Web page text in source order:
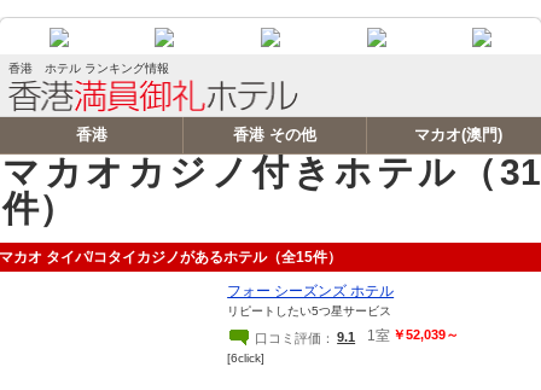
香港 ホテル ランキング情報
香港 香港 その他 マカオ(澳門)
マカオカジノ付きホテル（31
件）
マカオ タイパ/コタイカジノがあるホテル（全15件）
フォー シーズンズ ホテル
リピートしたい5つ星サービス
口コミ評価： 9.1 1室 ￥52,039～
[6click]